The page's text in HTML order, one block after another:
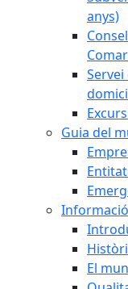
anys)
Guia del
El